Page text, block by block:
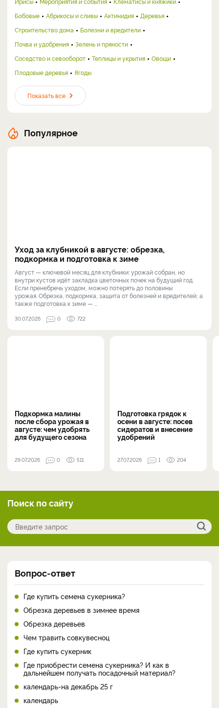
Бобовые
Абрикосы и сливы Актинидия
Деревья
Строительство дома
Болезни и вредители
Почва и удобрения
Зелень и пряности
Соседство и севооборот
Теплицы и укрытия
Овощи
Плодовые деревья
Ягоды
Показать все
Популярное
Уход за клубникой в августе: обрезка,
подкормка и подготовка к зиме
Август — ключевой месяц для клубники: урожай собран, но
внутри кустов идёт закладка цветочных почек на будущий год.
Если пренебречь уходом, можно потерять до половины
урожая. Обрезка, подкормка, защита от болезней и вредителей, а
также подготовка к зиме — ...
30.07.2026 0 722
Подкормка малины
после сбора урожая в
августе: чем удобрять
для будущего сезона
29.07.2026 0 511
Подготовка грядок к
осени в августе: посев
сидератов и внесение
удобрений
27.07.2026 1 204
Поиск по сайту
Вопрос-ответ
Где купить семена сукерника?
Обрезка деревьев в зимнее время
Обрезка деревьев
Чем травить совкувесноц
Где купить сукерник
Где приобрести семена сукерника? И как в
дальнейшем получать посадочный материал?
календарь-на декабрь 25 г
календарь